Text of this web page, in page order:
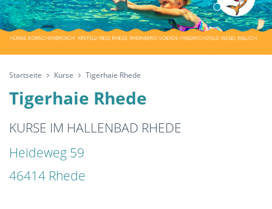
Startseite Kurse Tigerhaie Rhede
Tigerhaie Rhede
KURSE IM HALLENBAD RHEDE
Heideweg 59
46414 Rhede